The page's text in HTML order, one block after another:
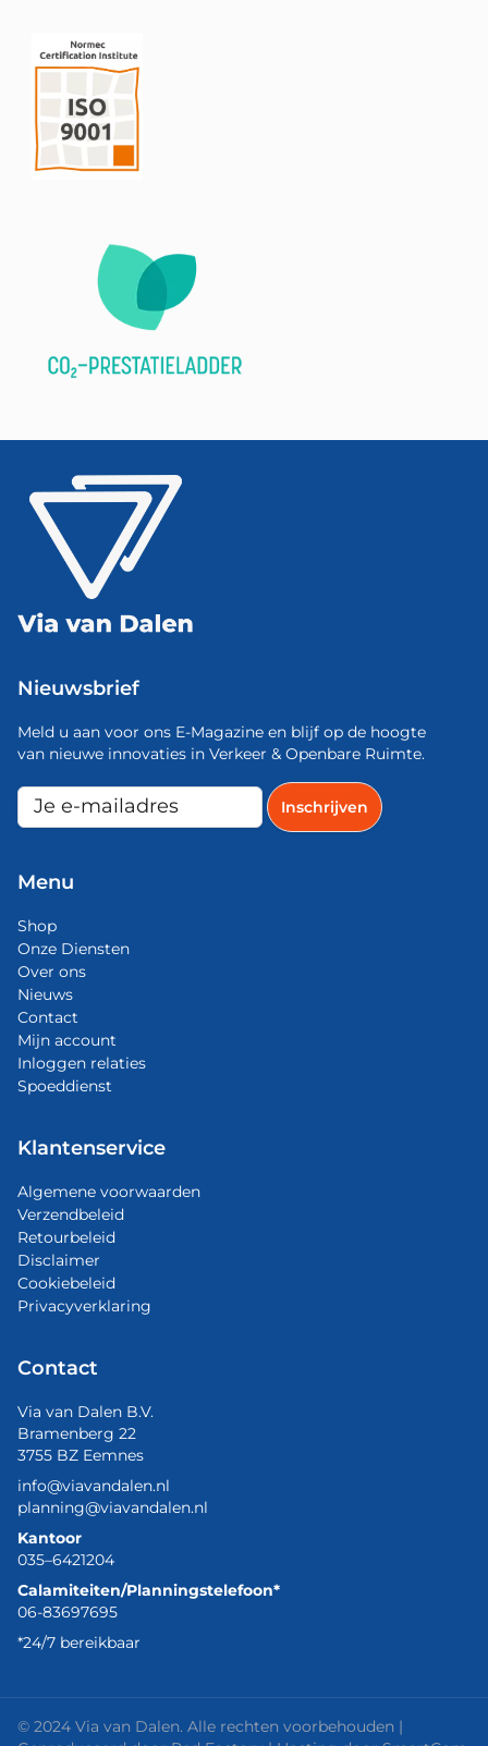
Nieuwsbrief
Meld u aan voor ons E-Magazine en blijf op de hoogte
van nieuwe innovaties in Verkeer & Openbare Ruimte.
Menu
Shop
Onze Diensten
Over ons
Nieuws
Contact
Mijn account
Inloggen relaties
Spoeddienst
Klantenservice
Algemene voorwaarden
Verzendbeleid
Retourbeleid
Disclaimer
Cookiebeleid
Privacyverklaring
Contact
Via van Dalen B.V.
Bramenberg 22
3755 BZ Eemnes
info@viavandalen.nl
planning@viavandalen.nl
Kantoor
035–6421204
Calamiteiten/Planningstelefoon*
06-83697695
*24/7 bereikbaar
© 2024 Via van Dalen. Alle rechten voorbehouden |